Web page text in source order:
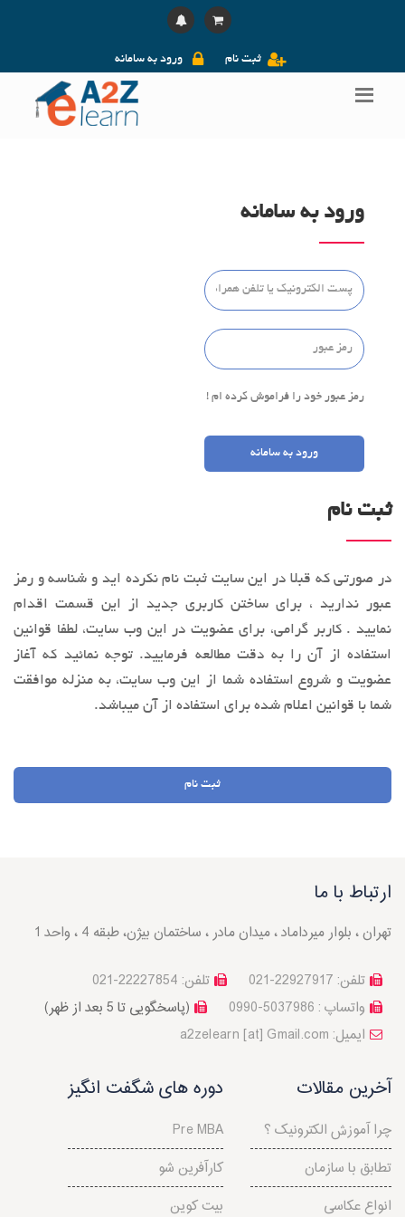
ورود به سامانه ثبت نام
ورود به سامانه
رمز عبور خود را فراموش کرده ام !
ورود به سامانه
ثبت نام
در صورتی که قبلا در این سایت ثبت نام نکرده اید و شناسه و رمز
عبور ندارید ، برای ساختن کاربری جدید از این قسمت اقدام
نمایید . کاربر گرامی، براي عضویت در این وب‌ سایت، لطفا قوانین
استفاده از آن را به‌ دقت مطالعه فرماييد. توجه نمائید كه آغاز
عضويت و شروع استفاده شما از این وب‌ سایت، به منزله موافقت
شما با قوانین اعلام ‌شده برای استفاده از آن میباشد.
ثبت نام
ارتباط با ما
تهران ، بلوار میرداماد ، میدان مادر ، ساختمان بیژن، طبقه 4 ، واحد 1
تلفن: 22227854-021
تلفن: 22927917-021
(پاسخگویی تا 5 بعد از ظهر)
واتساپ : 5037986-0990
a2zelearn [at] Gmail.com :ایمیل
آخرین مقالات
چرا آموزش الکترونیک ؟
تطابق با سازمان
انواع عکاسی
دوره های شگفت انگیز
Pre MBA
کارآفرین شو
بیت کوین